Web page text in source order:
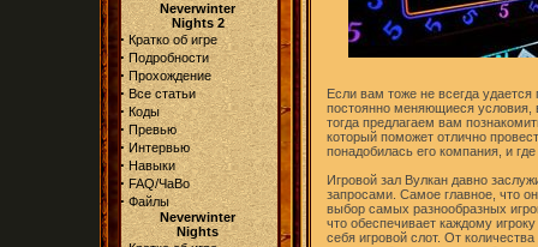
Neverwinter
Nights 2
· Кратко об игре
· Подробности
· Прохождение
· Все статьи
· Коды
· Превью
· Интервью
· Навыки
· FAQ/ЧаВо
· Файлы
Neverwinter
Nights
Если вам тоже не всегда
постоянно меняющиеся условия,
тогда предлагаем вам
который поможет отлично
понадобилась его компания, и
Игровой зал Вулкан давно
запросами. Самое главное, что
выбор самых разнообразных
что обеспечивает каждому
себя игровой слот. От